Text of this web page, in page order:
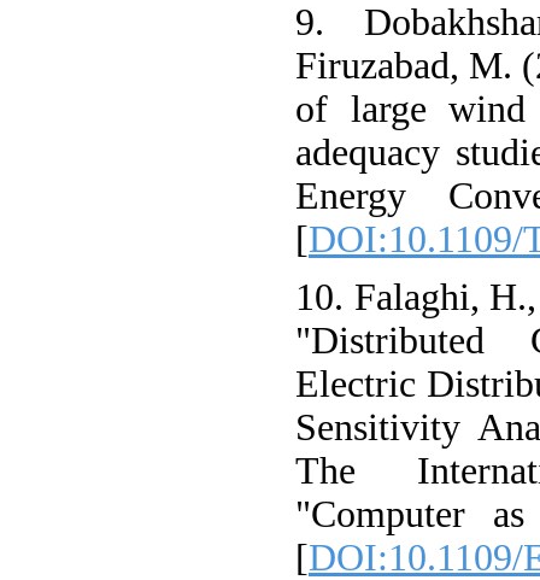
9.
Firuzabad, M.
of large wind
adequacy
Energy
[DOI:10.1109/
10. Falaghi,
"Distributed
Electric
Sensitivity
The
"Computer
[DOI:10.1109/